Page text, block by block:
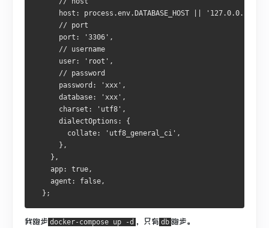
      host: process.env.DATABASE_HOST || '127.0.0.1',
      // port
      port: '3306',
      // username
      user: 'root',
      // password
      password: 'xxx',
      database: 'xxx',
      charset: 'utf8',
      dialectOptions: {
        collate: 'utf8_general_ci',
      },
    },
    app: true,
    agent: false,
  };
我跑步 docker-compose up -d ，只有 db 跑步。